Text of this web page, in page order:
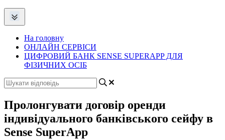
На головну
ОНЛАЙН СЕРВІСИ
ЦИФРОВИЙ БАНК SENSE SUPERAPP ДЛЯ
ФІЗИЧНИХ ОСІБ
Пролонгувати договір оренди
індивідуального банківського сейфу в
Sense SuperApp